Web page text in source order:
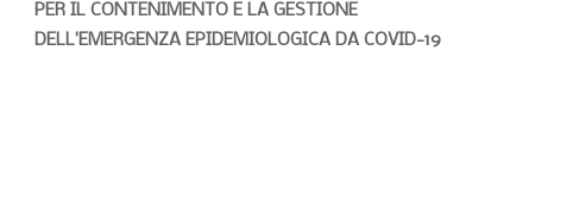
PER IL CONTENIMENTO E LA GESTIONE
DELL’EMERGENZA EPIDEMIOLOGICA DA COVID-19